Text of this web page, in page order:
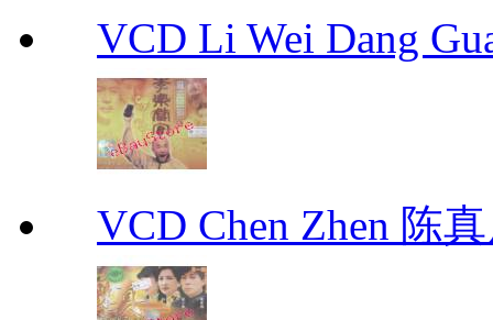
VCD Li Wei Dang
VCD Chen Zhen 陈